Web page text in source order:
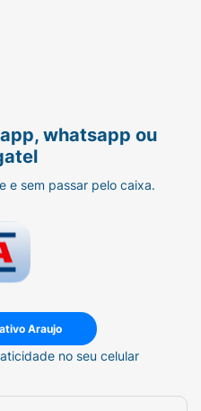
whatsapp ou
e sem passar pelo caixa.
Araujo
no seu celular